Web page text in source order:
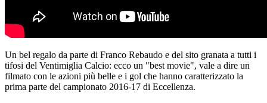
Un bel regalo da parte di Franco Rebaudo e del sito granata a tutti i
tifosi del Ventimiglia Calcio: ecco un "best movie", vale a dire un
filmato con le azioni più belle e i gol che hanno caratterizzato la
prima parte del campionato 2016-17 di Eccellenza.